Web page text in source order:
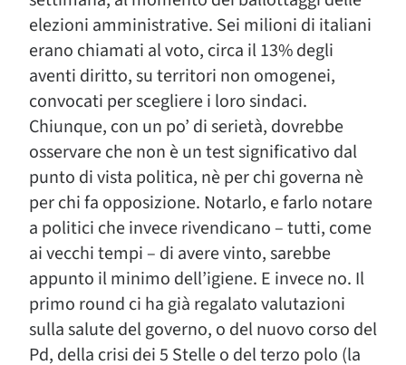
elezioni amministrative. Sei milioni di italiani
erano chiamati al voto, circa il 13% degli
aventi diritto, su territori non omogenei,
convocati per scegliere i loro sindaci.
Chiunque, con un po’ di serietà, dovrebbe
osservare che non è un test significativo dal
punto di vista politica, nè per chi governa nè
per chi fa opposizione. Notarlo, e farlo notare
a politici che invece rivendicano – tutti, come
ai vecchi tempi – di avere vinto, sarebbe
appunto il minimo dell’igiene. E invece no. Il
primo round ci ha già regalato valutazioni
sulla salute del governo, o del nuovo corso del
Pd, della crisi dei 5 Stelle o del terzo polo (la